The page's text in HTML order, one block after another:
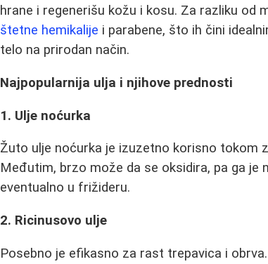
hrane i regenerišu kožu i kosu. Za razliku od
štetne hemikalije i parabene, što ih čini
telo na prirodan način.
Najpopularnija ulja i njihove prednosti
1. Ulje noćurka
Žuto ulje noćurka je izuzetno korisno tokom
Međutim, brzo može da se oksidira, pa ga
eventualno u frižideru.
2. Ricinusovo ulje
Posebno je efikasno za rast trepavica i